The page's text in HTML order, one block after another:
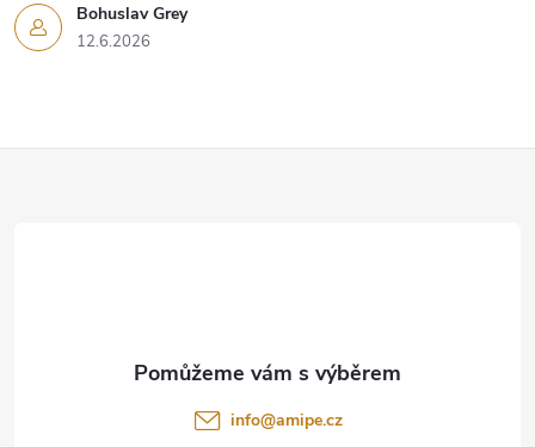
Bohuslav Grey
12.6.2026
info@amipe.cz